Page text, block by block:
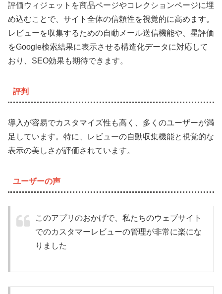
評価ウィジェットを商品ページやコレクションページに埋
め込むことで、サイト全体の信頼性を視覚的に高めます。
レビューを収集するための自動メール送信機能や、星評価
をGoogle検索結果に表示させる構造化データに対応して
おり、SEO効果も期待できます。
評判
導入が容易でカスタマイズ性も高く、多くのユーザーが満
足しています。特に、レビューの自動収集機能と視覚的な
表示の美しさが評価されています。
ユーザーの声
このアプリのおかげで、私たちのウェブサイト
でのカスタマーレビューの管理が非常に楽にな
りました